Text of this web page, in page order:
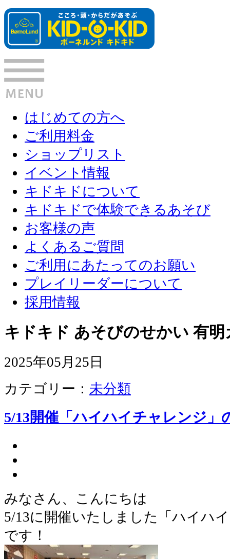
はじめての方へ
ご利用料金
ショップリスト
イベント情報
キドキドについて
キドキドで体験できるあそび
お客様の声
よくあるご質問
ご利用にあたってのお願い
プレイリーダーについて
採用情報
キドキド あそびのせかい 有
2025年05月25日
カテゴリー： 未分類
5/13開催「ハイハイチャレンジ」
みなさん、こんにちは
5/13に開催いたしました「ハイハ
です！